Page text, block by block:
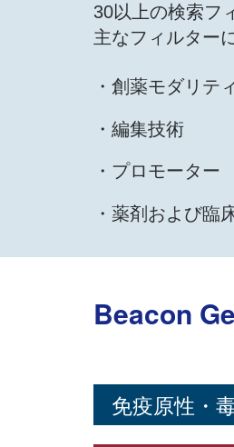
30以上の検索フ
主なフィルター
・創薬モダリティ
・編集技術
・プロモーター
・薬剤および臨
Beacon
免疫原性・